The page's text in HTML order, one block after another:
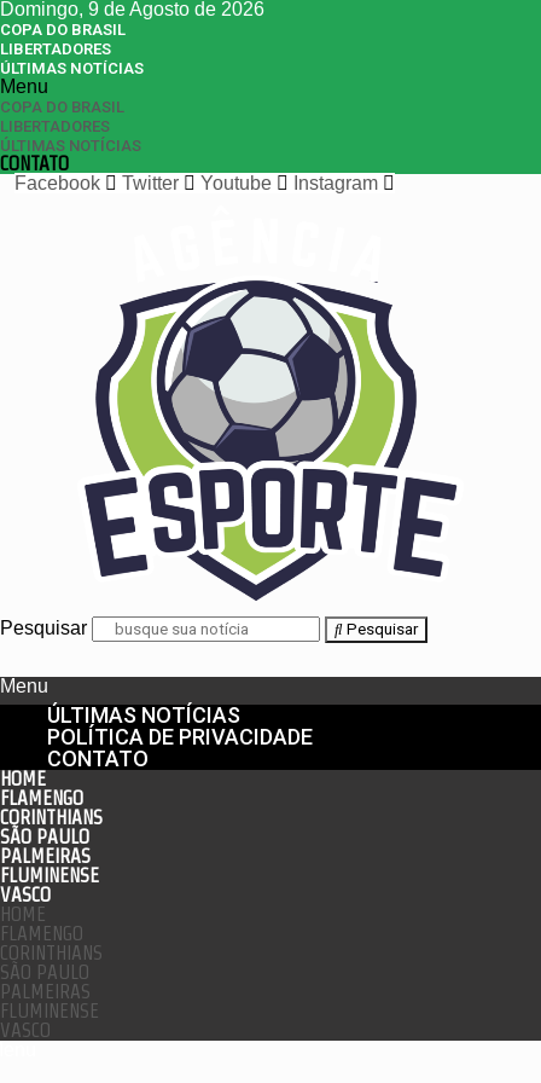
Domingo, 9 de Agosto de 2026
COPA DO BRASIL
LIBERTADORES
ÚLTIMAS NOTÍCIAS
Menu
COPA DO BRASIL
LIBERTADORES
ÚLTIMAS NOTÍCIAS
CONTATO
Facebook
Twitter Youtube Instagram
Pesquisar Pesquisar
Menu
ÚLTIMAS NOTÍCIAS
POLÍTICA DE PRIVACIDADE
CONTATO
HOME
FLAMENGO
CORINTHIANS
SÃO PAULO
PALMEIRAS
FLUMINENSE
VASCO
HOME
FLAMENGO
CORINTHIANS
SÃO PAULO
PALMEIRAS
FLUMINENSE
VASCO